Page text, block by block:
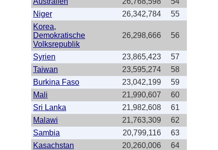
Niger
26,342,784
55
Korea,
Demokratische
Volksrepublik
26,298,666 56
Syrien 23,865,423
57
Taiwan
23,595,274
58
Burkina Faso
23,042,199
59
Mali
21,990,607
60
Sri Lanka
21,982,608
61
Malawi
21,763,309
62
Sambia
20,799,116
63
Kasachstan
20,260,006
64